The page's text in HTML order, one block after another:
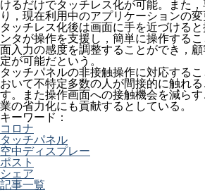
けるだけでタッチレス化が可能。また
り，現在利用中のアプリケーションの変
タッチレス化後は画面に手を近づける
ンタが操作を支援し，簡単に操作する
面入力の感度を調整することができ，
定が可能だという。
タッチパネルの非接触操作に対応する
おいて不特定多数の人が間接的に触れ
す。また操作画面への接触機会を減ら
業の省力化にも貢献するとしている。
キーワード：
コロナ
タッチパネル
空中ディスプレー
ポスト
シェア
記事一覧